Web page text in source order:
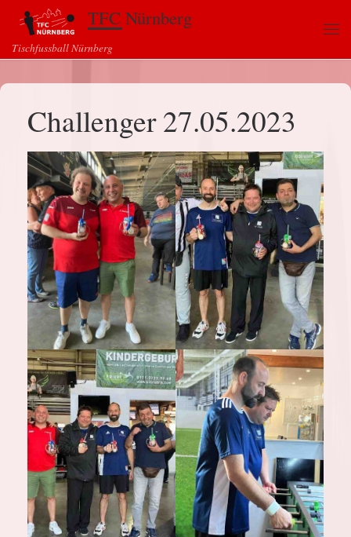
Zum Inhalt springenTFC Nürnberg
Tischfussball Nürnberg
Challenger 27.05.2023